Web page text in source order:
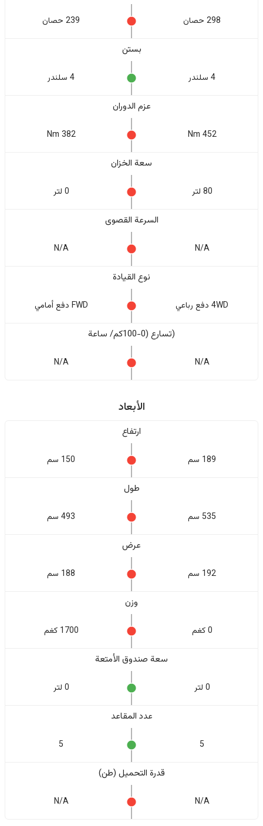
298 حصان 239 حصان
بستن
4 سلندر 4 سلندر
عزم الدوران
452 Nm
382 Nm
سعة الخزان
80 لتر 0 لتر
السرعة القصوى
N/A
N/A
نوع القيادة
4WD دفع رباعي FWD دفع أمامي
(تسارع (0-100كم/ ساعة
N/A
N/A
الأبعاد
ارتفاع
189 سم 150 سم
طول
535 سم 493 سم
عرض
192 سم 188 سم
وزن
0 كغم 1700 كغم
سعة صندوق الأمتعة
0 لتر 0 لتر
عدد المقاعد
5
5
قدرة التحميل (طن)
N/A
N/A